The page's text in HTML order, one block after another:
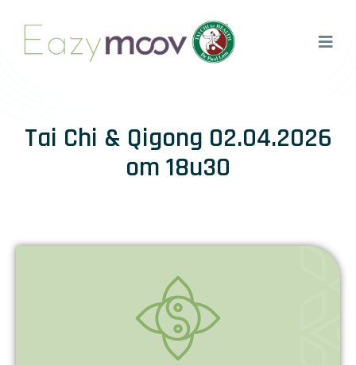
Tai Chi & Qigong 02.04.2026
om 18u30